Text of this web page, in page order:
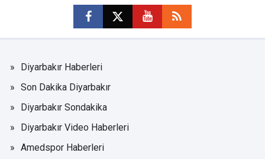
Diyarbakır Haberleri
Son Dakika Diyarbakır
Diyarbakır Sondakika
Diyarbakır Video Haberleri
Amedspor Haberleri